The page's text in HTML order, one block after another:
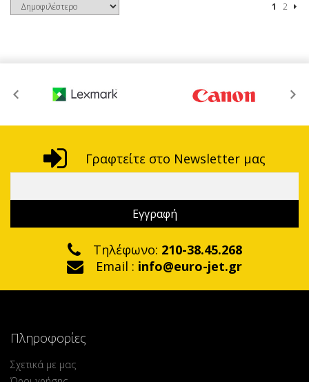
1 2
Γραφτείτε στο Newsletter μας
Τηλέφωνο: 210-38.45.268
Email : info@euro-jet.gr
Πληροφορίες
Σχετικά με μας